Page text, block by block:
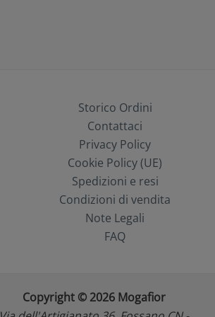
Storico Ordini
Contattaci
Privacy Policy
Cookie Policy (UE)
Spedizioni e resi
Condizioni di vendita
Note Legali
FAQ
Copyright © 2026 Mogafior